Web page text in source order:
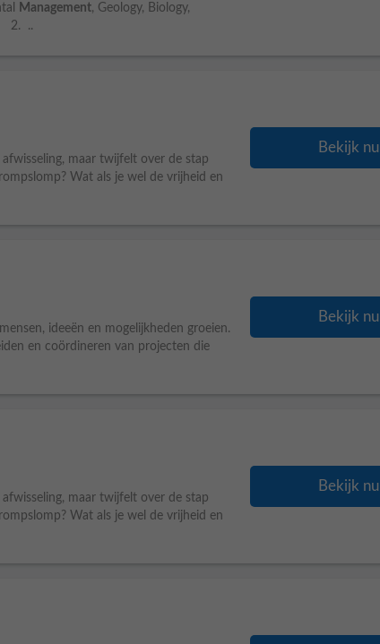
Management, Geology, Biology,
2. ..
maar twijfelt over de stap
Wat als je wel de vrijheid en
Bekijk nu
ideeën en mogelijkheden groeien.
en coördineren van projecten die
Bekijk nu
maar twijfelt over de stap
Wat als je wel de vrijheid en
Bekijk nu